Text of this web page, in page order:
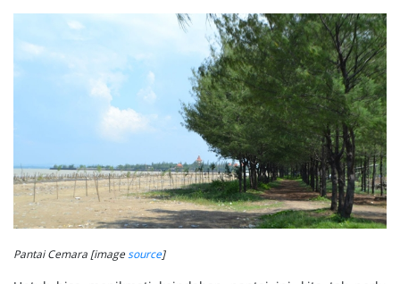
Pantai Cemara [imagesource]